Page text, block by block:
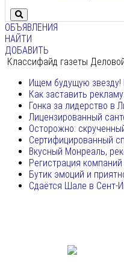
ОБЪЯВЛЕНИЯ
НАЙТИ
ДОБАВИТЬ
Классифайд газеты
Ищем будущую звезду!
Как заставить
Гонка за лидерство в
Лицензированный
Осторожно:
Сертифицированный
Вкусный Монреаль,
Регистрация
Бутик эмоций и
Сдаётся Шале в Сент-